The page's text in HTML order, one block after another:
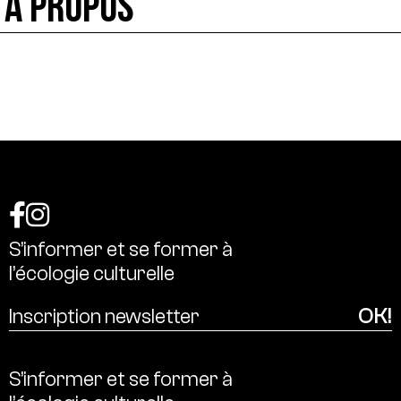
À PROPOS
S’informer et se former à
l’écologie culturelle
S’informer et se former à